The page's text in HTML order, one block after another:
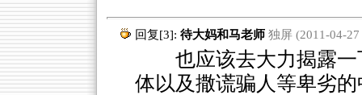
回复[3]: 待大妈和马老师 独屏 (2011-04-27
也应该去大力揭露一
体以及撒谎骗人等卑劣